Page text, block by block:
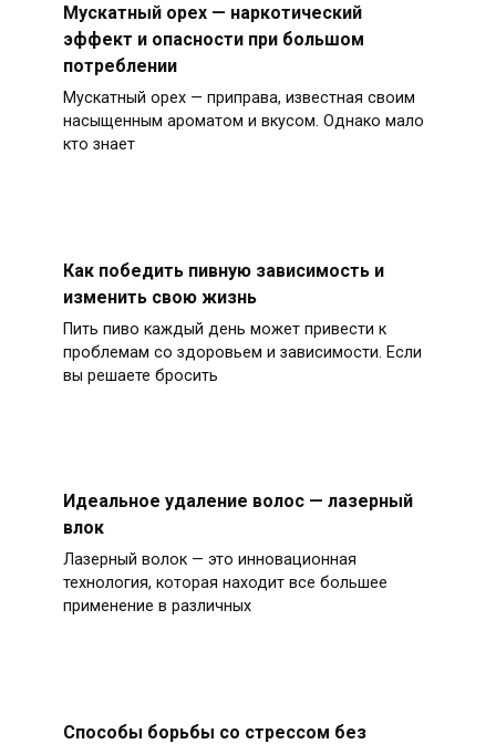
Мускатный орех — наркотический
эффект и опасности при большом
потреблении
Мускатный орех — приправа, известная своим
насыщенным ароматом и вкусом. Однако мало
кто знает
Как победить пивную зависимость и
изменить свою жизнь
Пить пиво каждый день может привести к
проблемам со здоровьем и зависимости. Если
вы решаете бросить
Идеальное удаление волос — лазерный
влок
Лазерный волок — это инновационная
технология, которая находит все большее
применение в различных
Способы борьбы со стрессом без